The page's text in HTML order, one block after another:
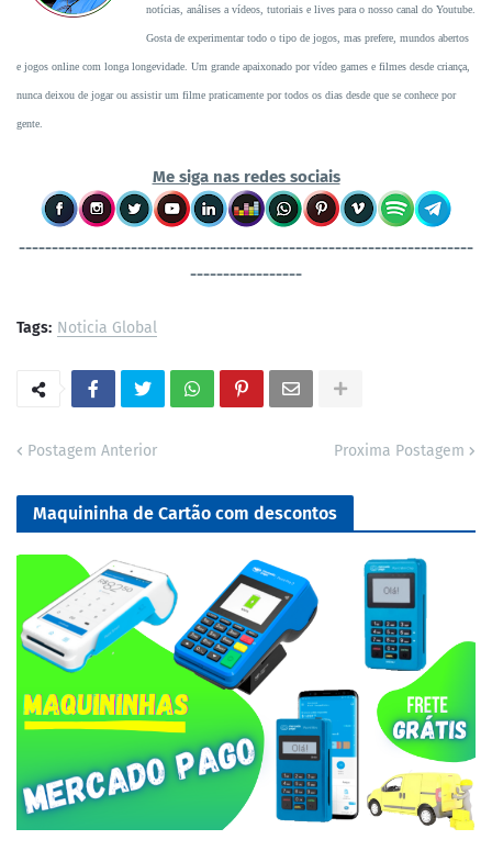
notícias, análises a vídeos, tutoriais e lives para o nosso canal do Youtube.
Gosta de experimentar todo o tipo de jogos, mas prefere, mundos abertos
e jogos online com longa longevidade. Um grande apaixonado por vídeo games e filmes desde criança,
nunca deixou de jogar ou assistir um filme praticamente por todos os dias desde que se conhece por
gente.
Me siga nas redes sociais
---------------------------------------------------------------------
-----------------
Tags: Noticia Global
Postagem Anterior Proxima Postagem
Maquininha de Cartão com descontos